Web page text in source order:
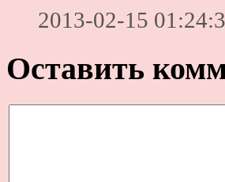
2013-02-15
Оставить